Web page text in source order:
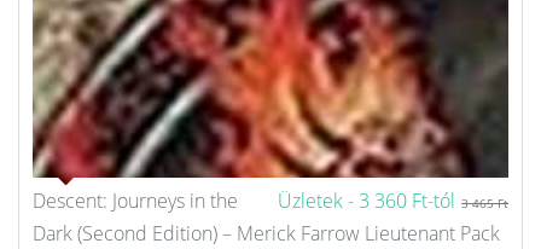
Üzletek -3 360 Ft-tól 3 465 Ft
Descent: Journeys in the
Dark (Second Edition) – Merick Farrow Lieutenant Pack